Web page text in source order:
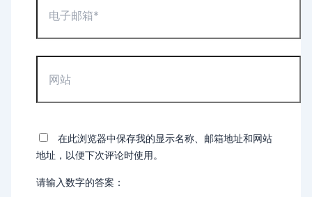
箱
*
在此浏览器中保存我的显示名称、邮箱地址和网站
地址，以便下次评论时使用。
请输入数字的答案：